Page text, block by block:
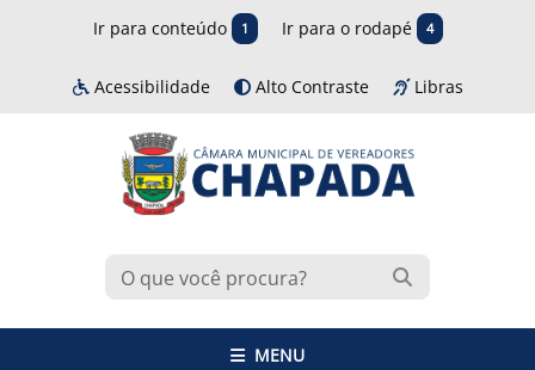
Ir para conteúdo 1 Ir para o rodapé 4
Acessibilidade Alto Contraste Libras
MENU